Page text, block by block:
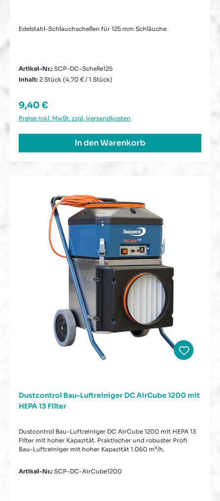
Edelstahl-Schlauchschellen für 125 mm Schläuche
Artikel-Nr.: SCP-DC-Schelle125
Inhalt: 2 Stück (4,70 € / 1 Stück)
Regulärer Preis:
9,40 €
Preise inkl. MwSt. zzgl. Versandkosten
In den Warenkorb
Dustcontrol Bau-Luftreiniger DC AirCube 1200 mit
HEPA 13 Filter
Dustcontrol Bau-Luftreiniger DC AirCube 1200 mit HEPA 13
Filter mit hoher Kapazität. Praktischer und robuster Profi
Bau-Luftreiniger mit hoher Kapazität 1.060 m³/h.
Artikel-Nr.: SCP-DC-AirCube1200